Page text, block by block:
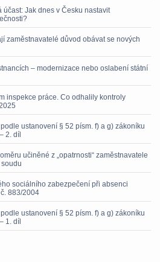
účast: Jak dnes v Česku nastavit
zaměstnavatelé důvod obávat se nových
– modernizace nebo oslabení státní
inspekce práce. Co odhalily kontroly
ustanovení § 52 písm. f) a g) zákoníku
2. díl
učiněné z „opatrnosti“ zaměstnavatele
sociálního zabezpečení při absenci
883/2004
ustanovení § 52 písm. f) a g) zákoníku
1. díl